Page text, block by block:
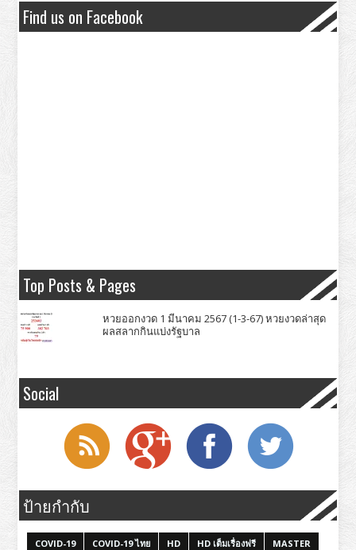
Find us on Facebook
Top Posts & Pages
หวยออกงวด 1 มีนาคม 2567 (1-3-67) หวยงวดล่าสุด
ผลสลากกินแบ่งรัฐบาล
Social
ป้ายกำกับ
COVID-19 COVID-19 ไทย HD HD เต็มเรื่องฟรี
MASTER